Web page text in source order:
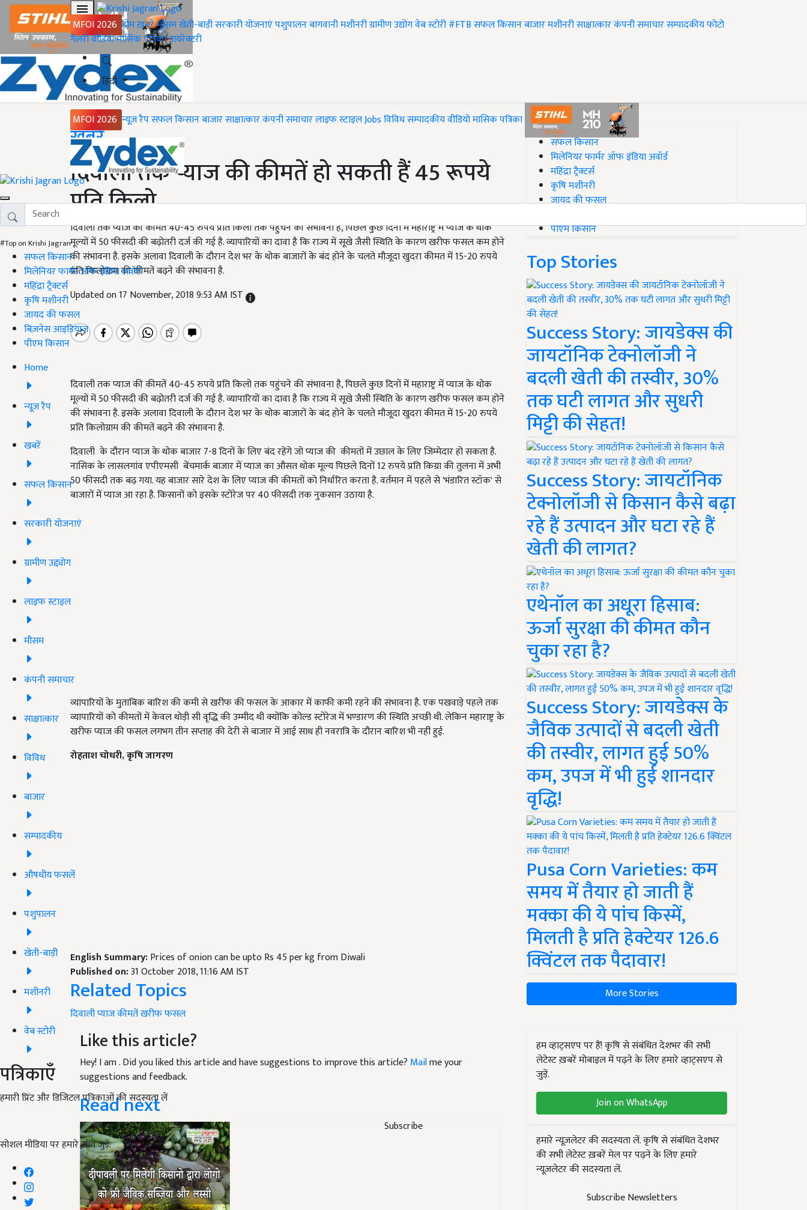
MFOI 2026 होमख़बरेंमौसमखेती-बाड़ीसरकारी योजनाएंपशुपालनबागवानीमशीनरीग्रामीण उद्योगवेब स्टोरी#FTBसफल किसानबाजारमशीनरीसाक्षात्कारकंपनी समाचारसम्पादकीयफोटो
गैलरीवीडियोमासिक पत्रिकाडायरेक्टरी
हिंदी
MFOI 2026 न्यूज़ रैपसफल किसानबाजारसाक्षात्कारकंपनी समाचारलाइफ स्टाइलJobsविविधसम्पादकीयवीडियोमासिक पत्रिका
#Top on Krishi Jagran
सफल किसान
मिलेनियर फार्मर ऑफ इंडिया अवॉर्ड
महिंद्रा ट्रैक्टर्स
कृषि मशीनरी
जायद की फसल
बिज़नेस आइडियाज
पीएम किसान
Home
न्यूज़ रैप
खबरें
सफल किसान
सरकारी योजनाएं
ग्रामीण उद्द्योग
लाइफ स्टाइल
मौसम
कंपनी समाचार
साक्षात्कार
विविध
बाजार
सम्पादकीय
औषधीय फसलें
पशुपालन
खेती-बाड़ी
मशीनरी
वेब स्टोरी
पत्रिकाएँ
हमारी प्रिंट और डिजिटल पत्रिकाओं की सदस्यता लें
Subscribe
सोशल मीडिया पर हमारे साथ जुड़ें:
Home
ख़बरें
दिवाली तक प्याज की कीमतें हो सकती हैं 45 रूपये
प्रति किलो
दिवाली तक प्याज की कीमतें 40-45 रुपये प्रति किलो तक पहुंचने की संभावना है, पिछले कुछ दिनों में महाराष्ट्र में प्याज के थोक
मूल्यों में 50 फीसदी की बढ़ोतरी दर्ज की गई है. व्यापारियों का दावा है कि राज्य में सूखे जैसी स्थिति के कारण खरीफ फसल कम होने
की संभावना है. इसके अलावा दिवाली के दौरान देश भर के थोक बाजारों के बंद होने के चलते मौजूदा खुदरा कीमत में 15-20 रुपये
प्रति किलोग्राम की कीमतें बढ़ने की संभावना है.
Updated on 17 November, 2018 9:53 AM IST
दिवाली तक प्याज की कीमतें 40-45 रुपये प्रति किलो तक पहुंचने की संभावना है, पिछले कुछ दिनों में महाराष्ट्र में प्याज के थोक
मूल्यों में 50 फीसदी की बढ़ोतरी दर्ज की गई है. व्यापारियों का दावा है कि राज्य में सूखे जैसी स्थिति के कारण खरीफ फसल कम होने
की संभावना है. इसके अलावा दिवाली के दौरान देश भर के थोक बाजारों के बंद होने के चलते मौजूदा खुदरा कीमत में 15-20 रुपये
प्रति किलोग्राम की कीमतें बढ़ने की संभावना है.
दिवाली के दौरान प्याज के थोक बाजार 7-8 दिनों के लिए बंद रहेंगे जो प्याज की कीमतों में उछाल के लिए जिम्मेदार हो सकता है.
नासिक के लासलगांव एपीएमसी बेंचमार्क बाजार में प्याज का औसत थोक मूल्य पिछले दिनों 12 रुपये प्रति किग्रा की तुलना में अभी
50 फीसदी तक बढ़ गया. यह बाजार सारे देश के लिए प्याज की कीमतों को निर्धारित करता है. वर्तमान में पहले से 'भंडारित स्टॉक' से
बाजारों में प्याज आ रहा है. किसानों को इसके स्टोरेज पर 40 फीसदी तक नुकसान उठाया है.
व्यापारियों के मुताबिक बारिश की कमी से खरीफ की फसल के आकार में काफी कमी रहने की संभावना है. एक पखवाड़े पहले तक
व्यापारियों को कीमतों में केवल थोड़ी सी वृद्धि की उम्मीद थी क्योंकि कोल्ड स्टोरेज में भण्डारण की स्थिति अच्छी थी. लेकिन महाराष्ट्र के
खरीफ प्याज की फसल लगभग तीन सप्ताह की देरी से बाजार में आई साथ ही नवरात्रि के दौरान बारिश भी नहीं हुई.
रोहताश चोधरी, कृषि जागरण
English Summary:Prices of onion can be upto Rs 45 per kg from Diwali
Published on:31 October 2018, 11:16 AM IST
Related Topics
दिवालीप्याजकीमतेंखरीफफसल
Like this article?
Hey! I am. Did you liked this article and have suggestions to improve this article? Mailme your
suggestions and feedback.
Read next
#Top on Krishi Jagran
सफल किसान
मिलेनियर फार्मर ऑफ इंडिया अवॉर्ड
महिंद्रा ट्रैक्टर्स
कृषि मशीनरी
जायद की फसल
पीएम किसान
Top Stories
Success Story: जायडेक्स की
जायटॉनिक टेक्नोलॉजी ने
बदली खेती की तस्वीर, 30%
तक घटी लागत और सुधरी
मिट्टी की सेहत!
Success Story: जायटॉनिक
टेक्नोलॉजी से किसान कैसे बढ़ा
रहे हैं उत्पादन और घटा रहे हैं
खेती की लागत?
एथेनॉल का अधूरा हिसाब:
ऊर्जा सुरक्षा की कीमत कौन
चुका रहा है?
Success Story: जायडेक्स के
जैविक उत्पादों से बदली खेती
की तस्वीर, लागत हुई 50%
कम, उपज में भी हुई शानदार
वृद्धि!
Pusa Corn Varieties: कम
समय में तैयार हो जाती हैं
मक्का की ये पांच किस्में,
मिलती है प्रति हेक्टेयर 126.6
क्विंटल तक पैदावार!
More Stories
हम व्हाट्सएप पर हैं! कृषि से संबंधित देशभर की सभी
लेटेस्ट ख़बरें मोबाइल में पढ़ने के लिए हमारे व्हाट्सएप से
जुड़ें.
Join on WhatsApp
हमारे न्यूज़लेटर की सदस्यता लें. कृषि से संबंधित देशभर
की सभी लेटेस्ट ख़बरें मेल पर पढ़ने के लिए हमारे
न्यूज़लेटर की सदस्यता लें.
Subscribe Newsletters